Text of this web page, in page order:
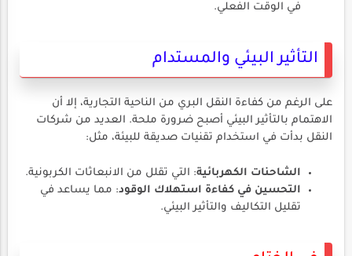
في الوقت الفعلي.
التأثير البيئي والمستدام
على الرغم من كفاءة النقل البري من الناحية التجارية، إلا أن
الاهتمام بالتأثير البيئي أصبح ضرورة ملحة. العديد من شركات
النقل بدأت في استخدام تقنيات صديقة للبيئة، مثل:
الشاحنات الكهربائية: التي تقلل من الانبعاثات الكربونية.
التحسين في كفاءة استهلاك الوقود: مما يساعد في
تقليل التكاليف والتأثير البيئي.